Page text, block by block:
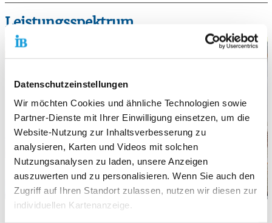
Datenschutzeinstellungen
Wir möchten Cookies und ähnliche Technologien sowie
Partner-Dienste mit Ihrer Einwilligung einsetzen, um die
Website-Nutzung zur Inhaltsverbesserung zu
analysieren, Karten und Videos mit solchen
Nutzungsanalysen zu laden, unsere Anzeigen
auszuwerten und zu personalisieren. Wenn Sie auch den
Zugriff auf Ihren Standort zulassen, nutzen wir diesen zur
individuellen Kartenanzeige.
Leistungsspektrum